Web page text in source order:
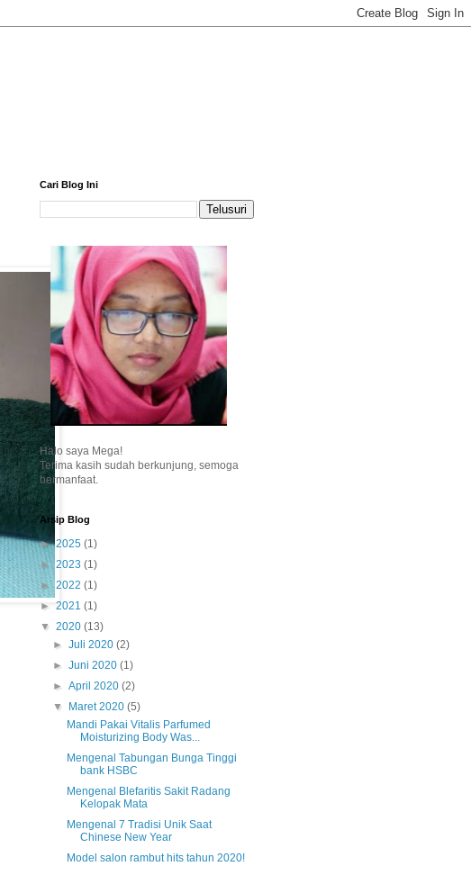
Cari Blog Ini
Halo saya Mega!
Terima kasih sudah berkunjung, semoga
bermanfaat.
Arsip Blog
►2025 (1)
►2023 (1)
►2022 (1)
► 2021 (1)
▼ 2020 (13)
►Juli 2020(2)
►Juni 2020(1)
►April 2020(2)
▼
Maret 2020(5)
Mandi Pakai Vitalis Parfumed
Moisturizing Body Was...
Mengenal Tabungan Bunga Tinggi
bank HSBC
Mengenal Blefaritis Sakit Radang
Kelopak Mata
Mengenal 7 Tradisi Unik Saat
Chinese New Year
Model salon rambut hits tahun 2020!